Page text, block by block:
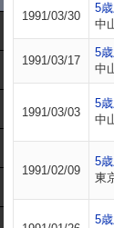
1991/03/30
5
中
1991/03/17
5
中
1991/03/03
5
中
1991/02/09
5
東
5